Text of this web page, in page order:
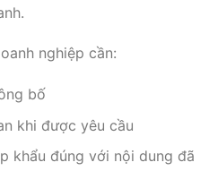
nghiệp cần:
bố
khi được yêu cầu
khẩu đúng với nội dung đã